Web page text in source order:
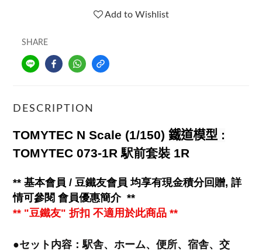
Add to Wishlist
SHARE
DESCRIPTION
TOMYTEC N Scale (1/150) 鐵道模型 :
TOMYTEC 073-1R 駅前套裝 1R
** 基本會員 / 豆鐵友會員 均享有現金積分回贈, 詳
情可參閱 會員優惠簡介 **
** "豆鐵友" 折扣 不適用於此商品 **
●セット内容：駅舎、ホーム、便所、宿舎、交